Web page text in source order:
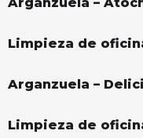
Arganzuela –
Limpieza de
Arganzuela –
Limpieza de